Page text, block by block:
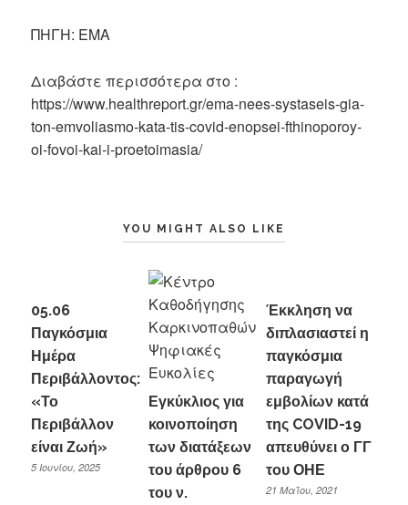
ΠΗΓΗ: EMA
Διαβάστε περισσότερα στο :
https://www.healthreport.gr/ema-nees-systaseis-gia-
ton-emvoliasmo-kata-tis-covid-enopsei-fthinoporoy-
oi-fovoi-kai-i-proetoimasia/
YOU MIGHT ALSO LIKE
05.06
Παγκόσμια
Ημέρα
Περιβάλλοντος:
«Το
Περιβάλλον
είναι Ζωή»
5 Ιουνίου, 2025
Εγκύκλιος για
κοινοποίηση
των διατάξεων
του άρθρου 6
του ν.
Έκκληση να
διπλασιαστεί η
παγκόσμια
παραγωγή
εμβολίων κατά
της COVID-19
απευθύνει ο ΓΓ
του ΟΗΕ
21 Μαΐου, 2021